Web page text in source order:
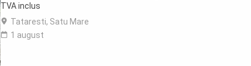
TVA inclus
Tataresti, Satu Mare
1 august